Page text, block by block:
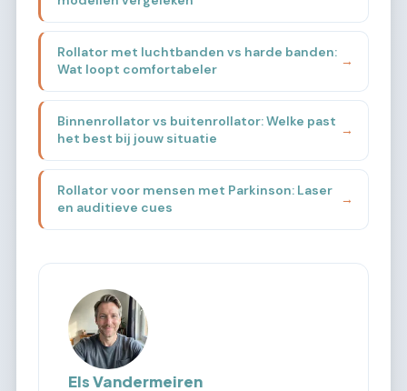
Rollator met luchtbanden vs harde banden:
Wat loopt comfortabeler
→
Binnenrollator vs buitenrollator: Welke past
het best bij jouw situatie
→
Rollator voor mensen met Parkinson: Laser
en auditieve cues
→
Els Vandermeiren